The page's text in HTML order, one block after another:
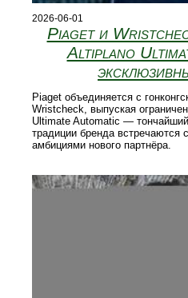
2026-06-01
Piaget и
Altiplano
Piaget объединяется с
Wristcheck, выпуская
Ultimate Automatic —
традиции бренда встречаются
амбициями нового партнёра.